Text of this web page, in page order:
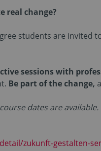
real change?
students are invited
sessions with
Be part of the change,
dates are
zukunft-gestalten-